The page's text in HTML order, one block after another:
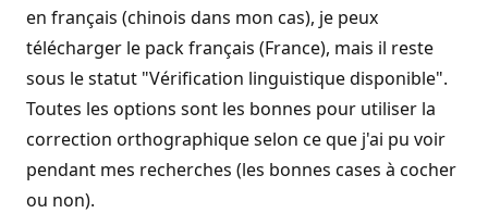
en français (chinois dans mon cas), je peux
télécharger le pack français (France), mais il reste
sous le statut "Vérification linguistique disponible".
Toutes les options sont les bonnes pour utiliser la
correction orthographique selon ce que j'ai pu voir
pendant mes recherches (les bonnes cases à cocher
ou non).